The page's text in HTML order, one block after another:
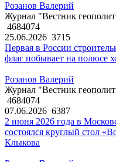
Розанов Валерий
Журнал "Вестник
4684074
25.06.2026 3715
Первая в России
флаг побывает на полюсе
Розанов Валерий
Журнал "Вестник
4684074
07.06.2026 6387
2 июня 2026 года в
состоялся круглый стол
Клыкова